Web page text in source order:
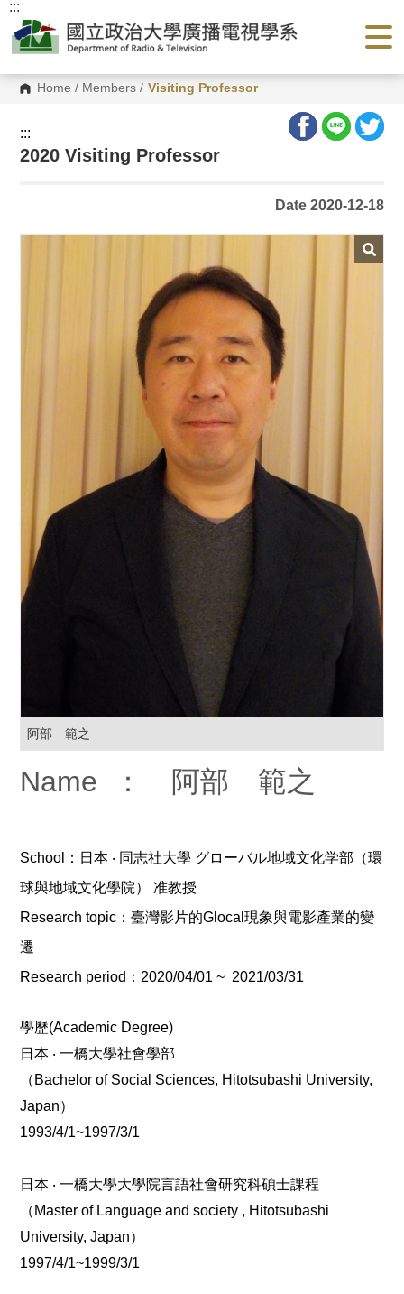
G
o
Home / Members / Visiting Professor
:::
:::
2020 Visiting Professor
Date 2020-12-18
阿部 範之
Name ： 阿部 範之
School：日本 ‧ 同志社大學 グローバル地域文化学部（環
球與地域文化學院）
准教授
Research topic ：臺灣影片的Glocal現象與電影產業的變
遷
Research period ： 2020/04/01 ~ 2021/03/31
學歷(Academic Degree)
日本 ‧一橋大學社會學部
（ Bachelor of Social Sciences, Hitotsubashi University,
Japan）
1993/4/1~1997/3/1
日本 ‧一橋大學大學院言語社會研究科碩士課程
（ Master of Language and society , Hitotsubashi
University, Japan）
1997/4/1~1999/3/1